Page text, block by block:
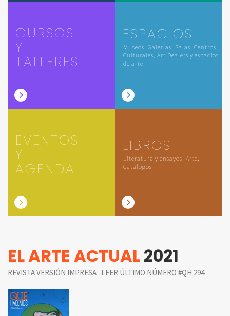
CURSOS
Y
TALLERES
ESPACIOS
Museos, Galerías, Salas, Centros
Culturales, Art Dealers y espacios
de arte
EVENTOS
Y
AGENDA
LIBROS
Literatura y ensayos, Arte,
Catálogos
EL ARTE ACTUAL2021
REVISTA VERSIÓN IMPRESA | LEER ÚLTIMO NÚMERO #QH 294